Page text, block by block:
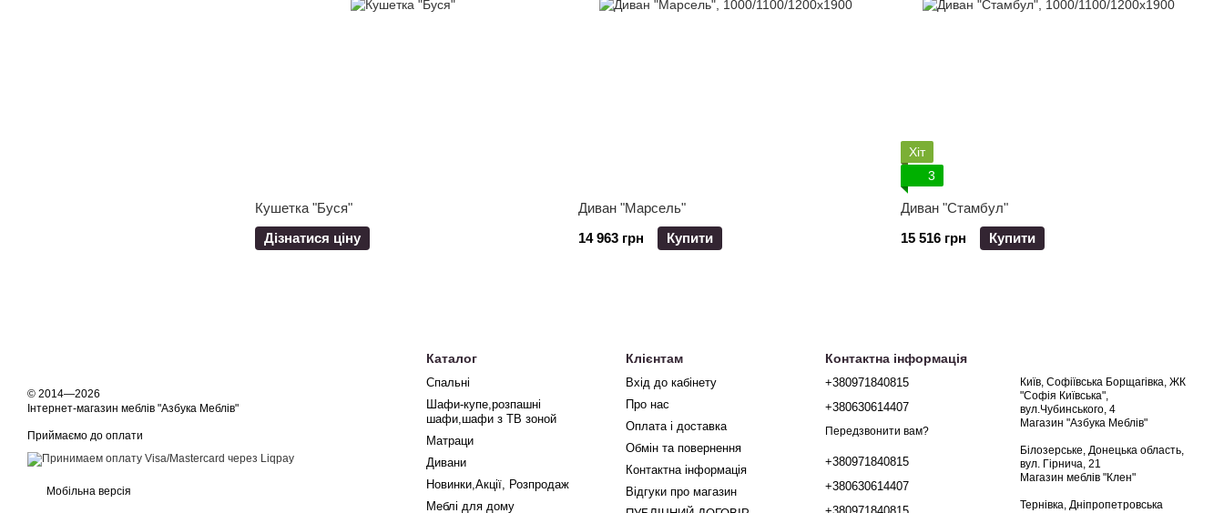
Кушетка "Буся"
Дізнатися ціну
Диван "Марсель"
14 963 грн
Купити
Хіт
3
Диван "Стамбул"
15 516 грн
Купити
© 2014—2026
Інтернет-магазин меблів "Азбука Меблів"
Приймаємо до оплати
Мобільна версія
Каталог
Спальні
Шафи-купе,розпашні
шафи,шафи з ТВ зоной
Матраци
Дивани
Новинки,Акції, Розпродаж
Меблі для дому
Клієнтам
Вхід до кабінету
Про нас
Оплата і доставка
Обмін та повернення
Контактна інформація
Відгуки про магазин
Контактна інформація
+380971840815
+380630614407
Передзвонити вам?
+380971840815
+380630614407
Київ, Софіївська Борщагівка, ЖК
"Софія Київська",
вул.Чубинського, 4
Магазин "Азбука Меблів"
Білозерське, Донецька область,
вул. Гірнича, 21
Магазин меблів "Клен"
Тернівка, Дніпропетровська